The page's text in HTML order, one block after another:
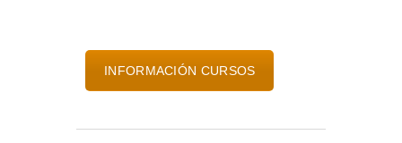
INFORMACIÓN CURSOS